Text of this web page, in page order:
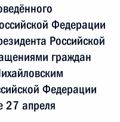
Федерации
Российской
граждан
Федерации
27 апреля